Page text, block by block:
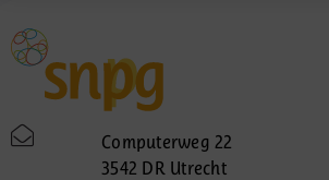
Computerweg 22
3542 DR Utrecht